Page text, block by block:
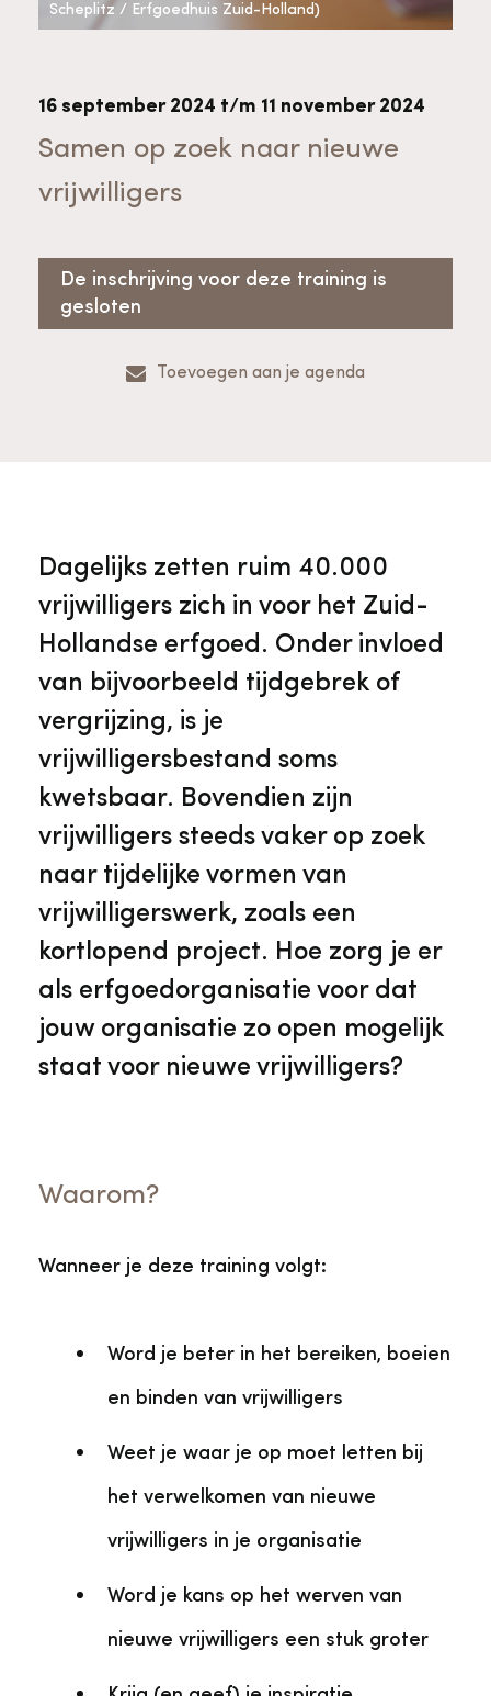
Ergoedvrijwilligersprijs
Thema's
Downloads en nieuwsbrieven
Advies en ondersteuning voor
Collectiebeheer
Geschiedenis van Zuid-Holland
Ervenconsulent
Bekijk alle diensten
Ons team
Over de Monumentenwacht
Voorpagina Monumentenwacht
Vacatures
Tarieven
Algemene voorwaarden
Bekijk meer over ons
Samen op zoek naar nieuwe
vrijwilligers
16 september 2024 t/m 11 november 2024
De inschrijving voor deze training is
gesloten
Toevoegen aan je agenda
Scheplitz / Erfgoedhuis Zuid-Holland)
Dagelijks zetten ruim 40.000
vrijwilligers zich in voor het Zuid-
Hollandse erfgoed. Onder invloed
van bijvoorbeeld tijdgebrek of
vergrijzing, is je
vrijwilligersbestand soms
kwetsbaar. Bovendien zijn
vrijwilligers steeds vaker op zoek
naar tijdelijke vormen van
vrijwilligerswerk, zoals een
kortlopend project. Hoe zorg je er
als erfgoedorganisatie voor dat
jouw organisatie zo open mogelijk
staat voor nieuwe vrijwilligers?
Waarom?
Wanneer je deze training volgt:
Word je beter in het bereiken, boeien
en binden van vrijwilligers
Weet je waar je op moet letten bij
het verwelkomen van nieuwe
vrijwilligers in je organisatie
Word je kans op het werven van
nieuwe vrijwilligers een stuk groter